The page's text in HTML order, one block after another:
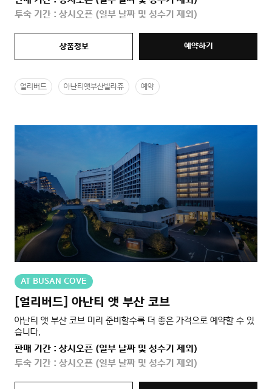
투숙 기간 : 상시오픈 (일부 날짜 및 성수기 제외)
상품정보 예약하기
얼리버드 아난티앳부산빌라쥬 예약
AT BUSAN COVE
[얼리버드] 아난티 앳 부산 코브
아난티 앳 부산 코브 미리 준비할수록 더 좋은 가격으로 예약할 수 있
습니다.
판매 기간 : 상시오픈 (일부 날짜 및 성수기 제외)
투숙 기간 : 상시오픈 (일부 날짜 및 성수기 제외)